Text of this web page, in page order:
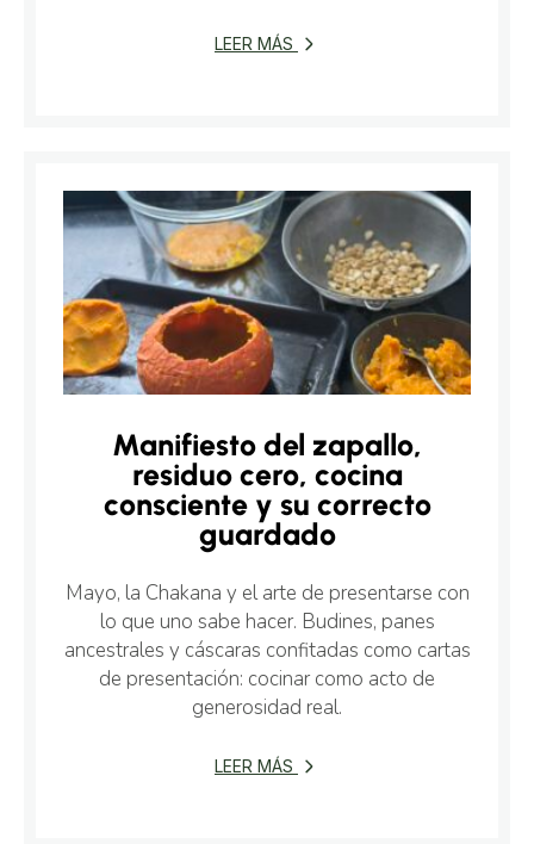
LEER MÁS
Manifiesto del zapallo,
residuo cero, cocina
consciente y su correcto
guardado
Mayo, la Chakana y el arte de presentarse con
lo que uno sabe hacer. Budines, panes
ancestrales y cáscaras confitadas como cartas
de presentación: cocinar como acto de
generosidad real.
LEER MÁS